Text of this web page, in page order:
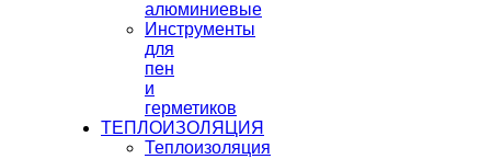
алюминиевые
Инструменты
для
пен
и
герметиков
ТЕПЛОИЗОЛЯЦИЯ
Теплоизоляция